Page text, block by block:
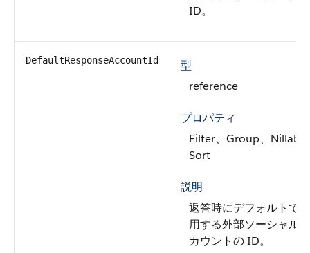
ID。
DefaultResponseAccountId
型
reference
プロパティ
Filter、Group、
Sort
説明
返答時にデフォルトで使
用する外部ソーシャルア
カウントの ID。